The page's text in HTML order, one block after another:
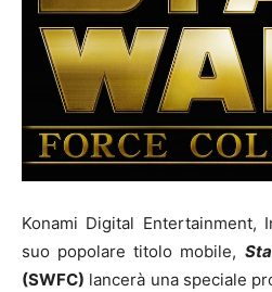
Konami Digital Entertainment,
suo popolare titolo mobile,
(SWFC) lancerà una speciale